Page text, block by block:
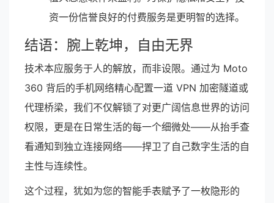
资一份信誉良好的付费服务是更明智的选择。
结语：腕上乾坤，自由无界
技术本应服务于人的解放，而非设限。通过为 Moto
360 背后的手机网络精心配置一道 VPN 加密隧道或
代理桥梁，我们不仅解锁了对更广阔信息世界的访问
权限，更是在日常生活的每一个细微处——从抬手查
看通知到独立连接网络——捍卫了自己数字生活的自
主性与连续性。
这个过程，犹如为您的智能手表赋予了一枚隐形的